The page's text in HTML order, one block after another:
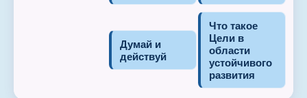
Думай и
действуй
Что такое
Цели в
области
устойчивого
развития